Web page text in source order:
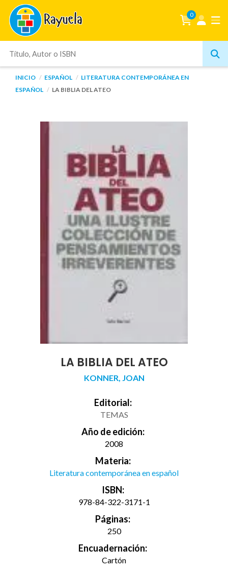
0
INICIO ESPAÑOL
LITERATURA CONTEMPORÁNEA EN
ESPAÑOL
LA BIBLIA DEL ATEO
LA BIBLIA DEL ATEO
KONNER, JOAN
Editorial:
TEMAS
Año de edición:
2008
Materia:
Literatura contemporánea en español
ISBN:
978-84-322-3171-1
Páginas:
250
Encuadernación:
Cartón